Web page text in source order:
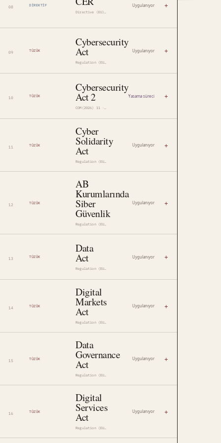
DIREKTIF Uygulanıyor +
TÜZÜK
Cybersecurity
Act Uygulanıyor +
TÜZÜK
Cybersecurity
Act 2 Yasama süreci +
TÜZÜK
Cyber
Solidarity
Act
Regulation (EU) 2025/38
Uygulanıyor +
TÜZÜK
AB
Kurumlarında
Siber
Güvenlik
Regulation (EU, Euratom) 2023/2841
Uygulanıyor +
TÜZÜK
Data
Act Uygulanıyor +
TÜZÜK
Digital
Markets
Act
Regulation (EU) 2022/1925
Uygulanıyor +
TÜZÜK
Data
Governance
Act
Regulation (EU) 2022/868
Uygulanıyor +
TÜZÜK
Digital
Services
Act
Regulation (EU) 2022/2065
Uygulanıyor +